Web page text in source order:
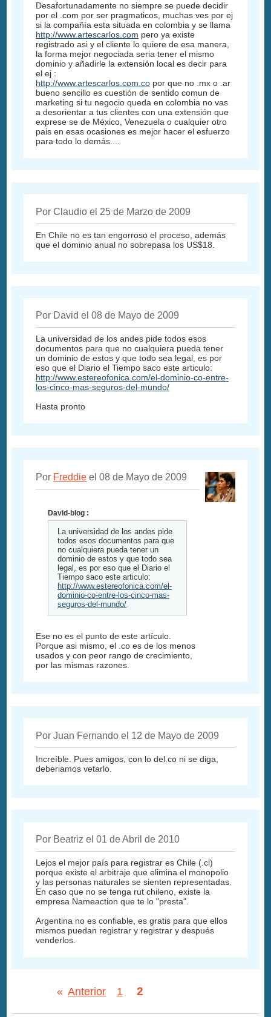
Desafortunadamente no siempre se puede decidir
por el .com por ser pragmaticos, muchas ves por ej
si la compañía esta situada en colombia y se llama
http://www.artescarlos.com pero ya existe
registrado asi y el cliente lo quiere de esa manera,
la forma mejor negociada seria tener el mismo
dominio y añadirle la extensión local es decir para
el ej :
http://www.artescarlos.com.co por que no .mx o .ar
bueno sencillo es cuestión de sentido comun de
marketing si tu negocio queda en colombia no vas
a desorientar a tus clientes con una extensión que
exprese se de México, Venezuela o cualquier otro
pais en esas ocasiones es mejor hacer el esfuerzo
para todo lo demás....
Por Claudio el 25 de Marzo de 2009
En Chile no es tan engorroso el proceso, además
que el dominio anual no sobrepasa los US$18.
Por David el 08 de Mayo de 2009
La universidad de los andes pide todos esos
documentos para que no cualquiera pueda tener
un dominio de estos y que todo sea legal, es por
eso que el Diario el Tiempo saco este articulo:
http://www.estereofonica.com/el-dominio-co-entre-
los-cinco-mas-seguros-del-mundo/
Hasta pronto
Por Freddie el 08 de Mayo de 2009
David-blog :
La universidad de los andes pide
todos esos documentos para que
no cualquiera pueda tener un
dominio de estos y que todo sea
legal, es por eso que el Diario el
Tiempo saco este articulo:
http://www.estereofonica.com/el-
dominio-co-entre-los-cinco-mas-
seguros-del-mundo/
Ese no es el punto de este artículo.
Porque asi mismo, el .co es de los menos
usados y con peor rango de crecimiento,
por las mismas razones.
Por Juan Fernando el 12 de Mayo de 2009
Increíble. Pues amigos, con lo del.co ni se diga,
deberiamos vetarlo.
Por Beatriz el 01 de Abril de 2010
Lejos el mejor país para registrar es Chile (.cl)
porque existe el arbitraje que elimina el monopolio
y las personas naturales se sienten representadas.
En caso que no se tenga rut chileno, existe la
empresa Nameaction que te lo "presta".
Argentina no es confiable, es gratis para que ellos
mismos puedan registrar y registrar y después
venderlos.
« Anterior 1 2